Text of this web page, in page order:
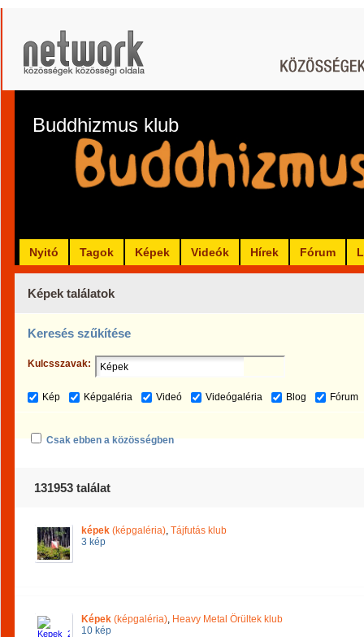
Buddhizmus klub
Nyitó Tagok Képek Videók Hírek Fórum
Képek találatok
Keresés szűkítése
Kulcsszavak:
Kép Képgaléria Videó Videógaléria Blog Fórum
Csak ebben a közösségben
131953 találat
képek (képgaléria), Tájfutás klub
3 kép
Képek (képgaléria), Heavy Metal Örültek klub
10 kép